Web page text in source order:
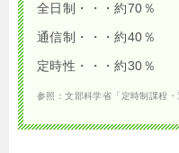
全日制・・・約70％
通信制・・・約40％
定時性・・・約30％
参照：文部科学省「定時制課程・